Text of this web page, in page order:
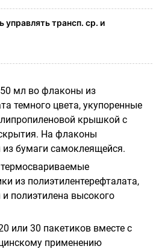
управлять трансп. ср. и
мл во флаконы из
темного цвета, укупоренные
новой крышкой с
На флаконы
бу­маги самоклеящейся.
из полиэтилентерефталата,
полиэти­лена высокого
или 30 пакетиков вместе с
при­менению